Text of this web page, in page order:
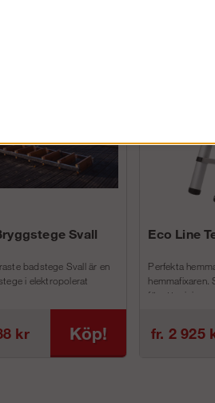
Svall
badstege Svall är en
i elektropolerat
kr Köp!
Eco Line
Perfekta
hemmafixaren.
för att minimera
fr. 2 925